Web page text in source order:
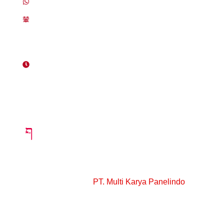
PT. Multi Karya PanelindoAll